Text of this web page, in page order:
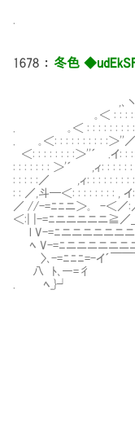
1678 ： 冬色
,､丶`: : : : : : : : :
｡＜ : : : : :― : : :
. ｡＜ : : : : : : : : : : : :
. ｡＜: : : : : : : : : :＞''／ :
＜: : : : : : : :＞''´ .イ: :
: : : : : : : ＞'´ ,ィ:
: : : : :／ ,ィ: : : : : : :
: : ／,斗─＜: : : : : :
／ //-=ﾆﾆニ＞｡ -＜
＜:| |-=ﾆニニニ
l V-=ﾆニニニニニ
ﾍ V-=ﾆニニニニニニ
〉､-=ﾆﾆﾆ=-イ´￣￣
八 ﾄ､―=彳 lｱ
. ﾍ_}┘ l|//
/:.ll `¨¨＼＼
,:.:.:ﾊ ヽ:ヽ
l:.:.:.:.:.h
|:.:.:.／＼ニニニ
／ﾆ{ﾆﾆ＼ﾆニ
,ｲニニ
丁ニニ＼/ﾆﾆ/ﾆﾆ
|ニニニﾆ〉ニ＼
ﾏ＜ﾆﾆ/ニ
{ . : :〈ニ
, . :
ﾍ .